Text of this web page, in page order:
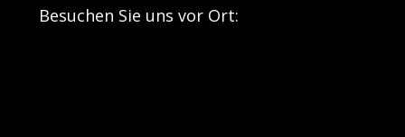
Besuchen Sie uns vor Ort: